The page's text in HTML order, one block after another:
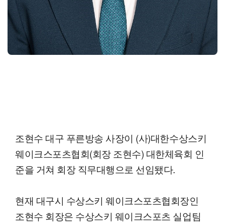
조현수 대구 푸른방송 사장이 (사)대한수상스키
웨이크스포츠협회(회장 조현수) 대한체육회 인
준을 거쳐 회장 직무대행으로 선임됐다.
현재 대구시 수상스키 웨이크스포츠협회장인
조현수 회장은 수상스키 웨이크스포츠 실업팀